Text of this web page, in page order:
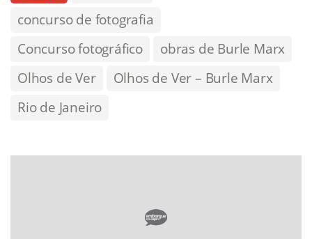
concurso de fotografia
Concurso fotográfico
obras de Burle Marx
Olhos de Ver
Olhos de Ver – Burle Marx
Rio de Janeiro